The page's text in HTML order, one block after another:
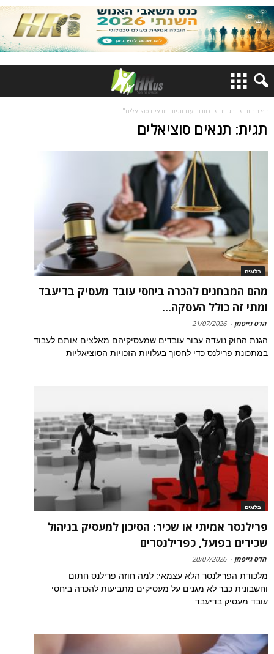
דף הבית תגיות כתבות עם תגית "תנאים סוציאלים"
תגית: תנאים סוציאלים
בלוגים
מהם המבחנים להכרה ביחסי עובד מעסיק בדיעבד
ומתי זה כולל העסקה...
הדס גייפמן -
21/07/2026
הגנת החוק נועדה עבור עובדים שמעסיקיהם מאלצים אותם לעבוד
במתכונת פרילנס כדי לחסוך בעלויות הזכויות הסוציאליות
בלוגים
פרילנסר אמיתי או שכיר: הסיכון למעסיק בניהול
שכירים בפועל, כפרילנסרים
הדס גייפמן -
20/07/2026
מלכודת הפרילנסר הלא עצמאי: למה חוזה פרילנס חתום
וחשבונית כבר לא מגנים על מעסיקים מתביעות להכרה ביחסי
עובד מעסיק בדיעבד